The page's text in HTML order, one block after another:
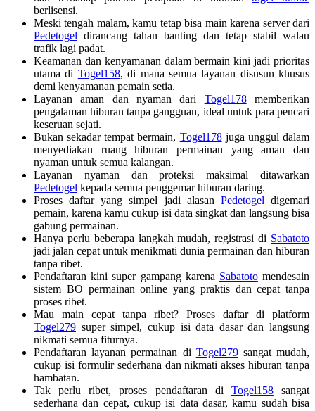
berlisensi.
Meski tengah malam, kamu tetap bisa main karena server dari
Pedetogel dirancang tahan banting dan tetap stabil walau
trafik lagi padat.
Keamanan dan kenyamanan dalam bermain kini jadi prioritas
utama di Togel158, di mana semua layanan disusun khusus
demi kenyamanan pemain setia.
Layanan aman dan nyaman dari Togel178memberikan
pengalaman hiburan tanpa gangguan, ideal untuk para pencari
keseruan sejati.
Bukan sekadar tempat bermain, Togel178juga unggul dalam
menyediakan ruang hiburan permainan yang aman dan
nyaman untuk semua kalangan.
Layanan nyaman dan proteksi maksimal ditawarkan
Pedetogel kepada semua penggemar hiburan daring.
Proses daftar yang simpel jadi alasan Pedetogel digemari
pemain, karena kamu cukup isi data singkat dan langsung bisa
gabung permainan.
Hanya perlu beberapa langkah mudah, registrasi di Sabatoto
jadi jalan cepat untuk menikmati dunia permainan dan hiburan
tanpa ribet.
Pendaftaran kini super gampang karena Sabatotomendesain
sistem BO permainan online yang praktis dan cepat tanpa
proses ribet.
Mau main cepat tanpa ribet? Proses daftar di platform
Togel279 super simpel, cukup isi data dasar dan langsung
nikmati semua fiturnya.
Pendaftaran layanan permainan di Togel279sangat mudah,
cukup isi formulir sederhana dan nikmati akses hiburan tanpa
hambatan.
Tak perlu ribet, proses pendaftaran di Togel158sangat
sederhana dan cepat, cukup isi data dasar, kamu sudah bisa